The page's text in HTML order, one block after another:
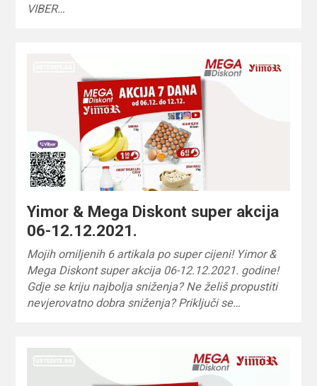
VIBER…
Yimor & Mega Diskont super akcija
06-12.12.2021.
Mojih omiljenih 6 artikala po super cijeni! Yimor &
Mega Diskont super akcija 06-12.12.2021. godine!
Gdje se kriju najbolja sniženja? Ne želiš propustiti
nevjerovatno dobra sniženja? Priključi se…